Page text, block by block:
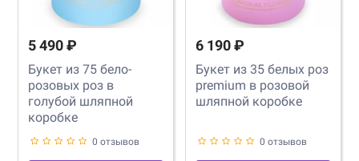
5 490 ₽
Букет из 75 бело-
розовых роз в
голубой шляпной
коробке
0 отзывов
6 190 ₽
Букет из 35 белых роз
premium в розовой
шляпной коробке
0 отзывов